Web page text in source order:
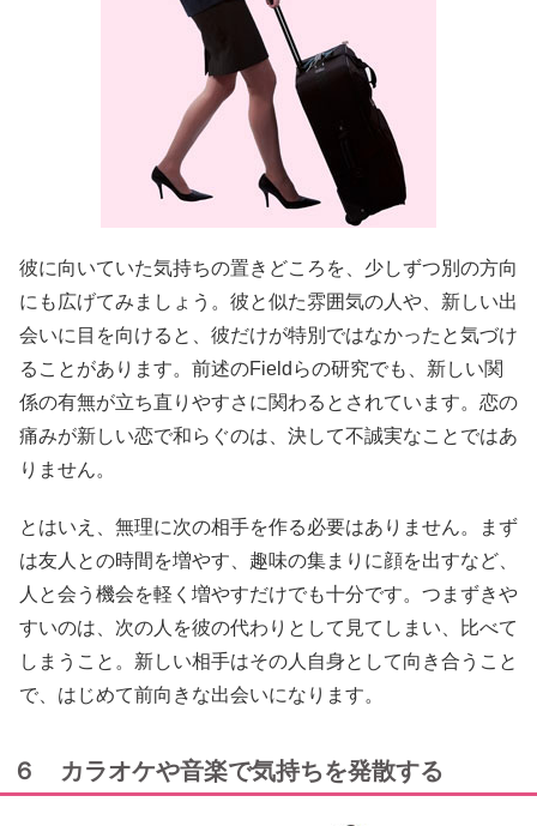
彼に向いていた気持ちの置きどころを、少しずつ別の方向
にも広げてみましょう。彼と似た雰囲気の人や、新しい出
会いに目を向けると、彼だけが特別ではなかったと気づけ
ることがあります。前述のFieldらの研究でも、新しい関
係の有無が立ち直りやすさに関わるとされています。恋の
痛みが新しい恋で和らぐのは、決して不誠実なことではあ
りません。
とはいえ、無理に次の相手を作る必要はありません。まず
は友人との時間を増やす、趣味の集まりに顔を出すなど、
人と会う機会を軽く増やすだけでも十分です。つまずきや
すいのは、次の人を彼の代わりとして見てしまい、比べて
しまうこと。新しい相手はその人自身として向き合うこと
で、はじめて前向きな出会いになります。
６ カラオケや音楽で気持ちを発散する